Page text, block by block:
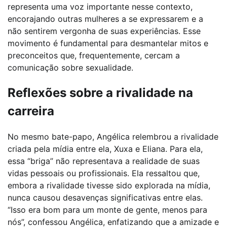
representa uma voz importante nesse contexto,
encorajando outras mulheres a se expressarem e a
não sentirem vergonha de suas experiências. Esse
movimento é fundamental para desmantelar mitos e
preconceitos que, frequentemente, cercam a
comunicação sobre sexualidade.
Reflexões sobre a rivalidade na
carreira
No mesmo bate-papo, Angélica relembrou a rivalidade
criada pela mídia entre ela, Xuxa e Eliana. Para ela,
essa “briga” não representava a realidade de suas
vidas pessoais ou profissionais. Ela ressaltou que,
embora a rivalidade tivesse sido explorada na mídia,
nunca causou desavenças significativas entre elas.
“Isso era bom para um monte de gente, menos para
nós”, confessou Angélica, enfatizando que a amizade e